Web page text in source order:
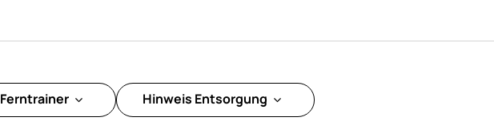
Hinweis Entsorgung